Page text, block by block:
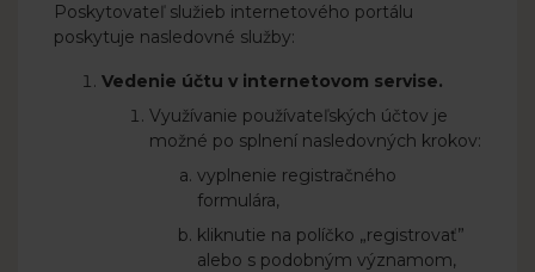
Poskytovateľ služieb internetového portálu
poskytuje nasledovné služby:
Vedenie účtu v internetovom servise.
Využívanie používateľských účtov je
možné po splnení nasledovných krokov:
vyplnenie registračného
formulára,
kliknutie na políčko „registrovať”
alebo s podobným významom,